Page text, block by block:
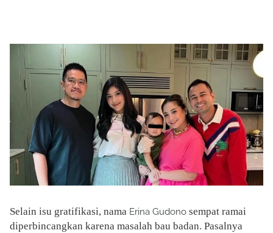
Selain isu gratifikasi, nama Erina Gudono sempat ramai
diperbincangkan karena masalah bau badan. Pasalnya